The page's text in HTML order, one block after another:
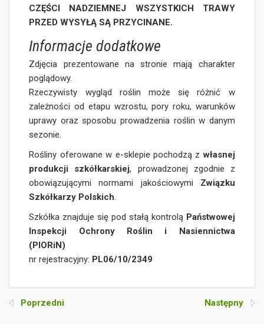
CZĘŚCI NADZIEMNEJ WSZYSTKICH TRAWY
PRZED WYSYŁĄ SĄ PRZYCINANE.
Informacje dodatkowe
Zdjęcia prezentowane na stronie mają charakter
poglądowy.
Rzeczywisty wygląd roślin może się różnić w
zależności od etapu wzrostu, pory roku, warunków
uprawy oraz sposobu prowadzenia roślin w danym
sezonie.
Rośliny oferowane w e-sklepie pochodzą zwłasnej
produkcji szkółkarskiej, prowadzonej zgodnie z
obowiązującymi normami jakościowymi Związku
Szkółkarzy Polskich.
Szkółka znajduje się pod stałą kontrolą Państwowej
Inspekcji Ochrony Roślin i Nasiennictwa
(PIORiN)
nr rejestracyjny: PL06/10/2349
Poprzedni Następny